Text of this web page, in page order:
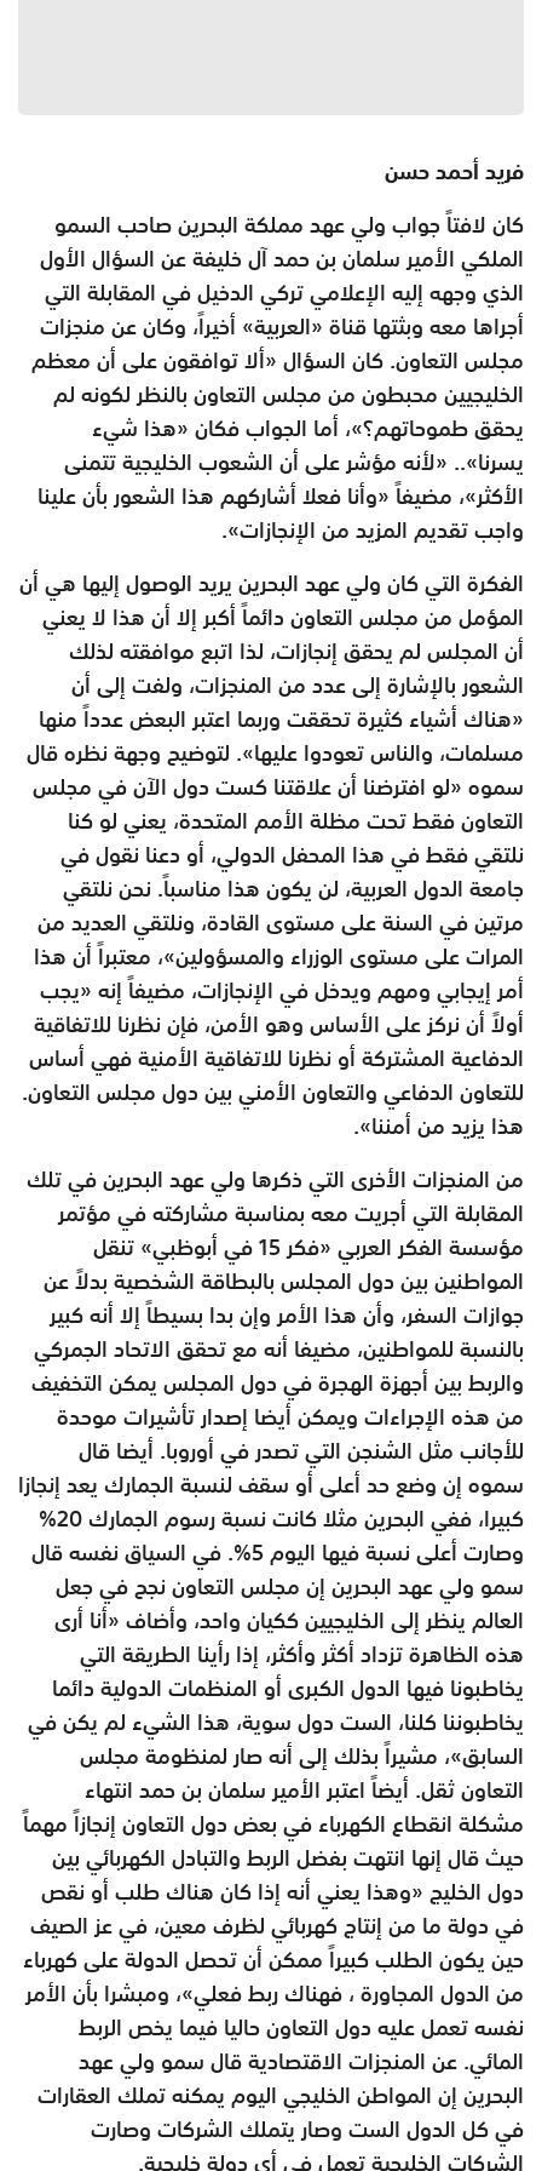
فريد أحمد حسن
كان لافتاً جواب ولي عهد مملكة البحرين صاحب السمو
الملكي الأمير سلمان بن حمد آل خليفة عن السؤال الأول
الذي وجهه إليه الإعلامي تركي الدخيل في المقابلة التي
أجراها معه وبثتها قناة «العربية» أخيراً، وكان عن منجزات
مجلس التعاون. كان السؤال «ألا توافقون على أن معظم
الخليجيين محبطون من مجلس التعاون بالنظر لكونه لم
يحقق طموحاتهم؟»، أما الجواب فكان «هذا شيء
يسرنا».. «لأنه مؤشر على أن الشعوب الخليجية تتمنى
الأكثر»، مضيفاً «وأنا فعلا أشاركهم هذا الشعور بأن علينا
واجب تقديم المزيد من الإنجازات».
الفكرة التي كان ولي عهد البحرين يريد الوصول إليها هي أن
المؤمل من مجلس التعاون دائماً أكبر إلا أن هذا لا يعني
أن المجلس لم يحقق إنجازات، لذا اتبع موافقته لذلك
الشعور بالإشارة إلى عدد من المنجزات، ولفت إلى أن
«هناك أشياء كثيرة تحققت وربما اعتبر البعض عدداً منها
مسلمات، والناس تعودوا عليها». لتوضيح وجهة نظره قال
سموه «لو افترضنا أن علاقتنا كست دول الآن في مجلس
التعاون فقط تحت مظلة الأمم المتحدة، يعني لو كنا
نلتقي فقط في هذا المحفل الدولي، أو دعنا نقول في
جامعة الدول العربية، لن يكون هذا مناسباً. نحن نلتقي
مرتين في السنة على مستوى القادة، ونلتقي العديد من
المرات على مستوى الوزراء والمسؤولين»، معتبراً أن هذا
أمر إيجابي ومهم ويدخل في الإنجازات، مضيفاً إنه «يجب
أولاً أن نركز على الأساس وهو الأمن، فإن نظرنا للاتفاقية
الدفاعية المشتركة أو نظرنا للاتفاقية الأمنية فهي أساس
للتعاون الدفاعي والتعاون الأمني بين دول مجلس التعاون.
هذا يزيد من أمننا».
من المنجزات الأخرى التي ذكرها ولي عهد البحرين في تلك
المقابلة التي أجريت معه بمناسبة مشاركته في مؤتمر
مؤسسة الفكر العربي «فكر 15 في أبوظبي» تنقل
المواطنين بين دول المجلس بالبطاقة الشخصية بدلاً عن
جوازات السفر، وأن هذا الأمر وإن بدا بسيطاً إلا أنه كبير
بالنسبة للمواطنين، مضيفا أنه مع تحقق الاتحاد الجمركي
والربط بين أجهزة الهجرة في دول المجلس يمكن التخفيف
من هذه الإجراءات ويمكن أيضا إصدار تأشيرات موحدة
للأجانب مثل الشنجن التي تصدر في أوروبا. أيضا قال
سموه إن وضع حد أعلى أو سقف لنسبة الجمارك يعد إنجازا
كبيرا، ففي البحرين مثلا كانت نسبة رسوم الجمارك 20%
وصارت أعلى نسبة فيها اليوم 5%. في السياق نفسه قال
سمو ولي عهد البحرين إن مجلس التعاون نجح في جعل
العالم ينظر إلى الخليجيين ككيان واحد، وأضاف «أنا أرى
هذه الظاهرة تزداد أكثر وأكثر، إذا رأينا الطريقة التي
يخاطبونا فيها الدول الكبرى أو المنظمات الدولية دائما
يخاطبوننا كلنا، الست دول سوية، هذا الشيء لم يكن في
السابق»، مشيراً بذلك إلى أنه صار لمنظومة مجلس
التعاون ثقل. أيضاً اعتبر الأمير سلمان بن حمد انتهاء
مشكلة انقطاع الكهرباء في بعض دول التعاون إنجازاً مهماً
حيث قال إنها انتهت بفضل الربط والتبادل الكهربائي بين
دول الخليج «وهذا يعني أنه إذا كان هناك طلب أو نقص
في دولة ما من إنتاج كهربائي لظرف معين، في عز الصيف
حين يكون الطلب كبيراً ممكن أن تحصل الدولة على كهرباء
من الدول المجاورة ، فهناك ربط فعلي»، ومبشرا بأن الأمر
نفسه تعمل عليه دول التعاون حاليا فيما يخص الربط
المائي. عن المنجزات الاقتصادية قال سمو ولي عهد
البحرين إن المواطن الخليجي اليوم يمكنه تملك العقارات
في كل الدول الست وصار يتملك الشركات وصارت
الشركات الخليجية تعمل في أي دولة خليجية.